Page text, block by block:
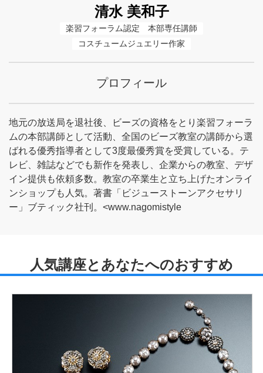
清水 美和子
楽習フォーラム認定　本部専任講師
コスチュームジュエリー作家
プロフィール
地元の放送局を退社後、ビーズの資格をとり楽習フォーラ
ムの本部講師として活動、全国のビーズ教室の講師から選
ばれる優秀指導者として3度最優秀賞を受賞している。テ
レビ、雑誌などでも新作を発表し、企業からの教室、デザ
イン提供も依頼多数。教室の卒業生と立ち上げたオンライ
ンショップも人気。著書「ビジューストーンアクセサリ
ー」ブティック社刊。<www.nagomistyle